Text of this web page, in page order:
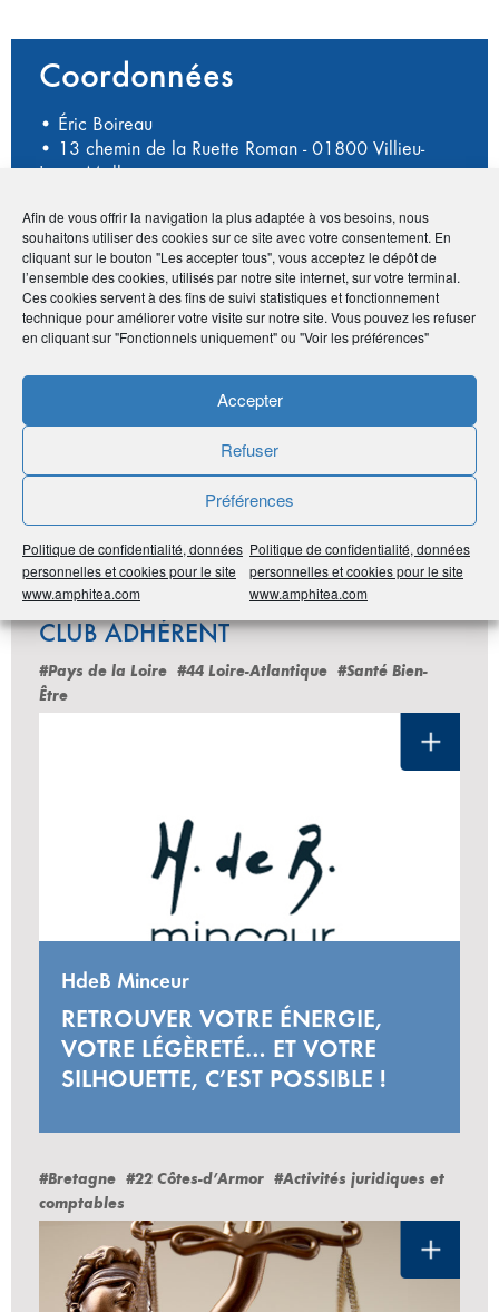
Afin de vous offrir la navigation la plus adaptée à vos besoins, nous
souhaitons utiliser des cookies sur ce site avec votre consentement. En
cliquant sur le bouton "Les accepter tous", vous acceptez le dépôt de
l’ensemble des cookies, utilisés par notre site internet, sur votre terminal.
Ces cookies servent à des fins de suivi statistiques et fonctionnement
technique pour améliorer votre visite sur notre site. Vous pouvez les refuser
en cliquant sur "Fonctionnels uniquement" ou "Voir les préférences"
Accepter
Refuser
Préférences
Politique de confidentialité, données
personnelles et cookies pour le site
www.amphitea.com
Politique de confidentialité, données
personnelles et cookies pour le site
www.amphitea.com
Coordonnées
• Éric Boireau
• 13 chemin de la Ruette Roman - 01800 Villieu-
Loyes-Mollon
•ingecam@wanadoo.fr
Publié le :10 décembre 2020
LES DERNIÈRES ANNONCES DU
CLUB ADHÉRENT
#Pays de la Loire #44 Loire-Atlantique #Santé Bien-
Être
HdeB Minceur
RETROUVER VOTRE ÉNERGIE,
VOTRE LÉGÈRETÉ… ET VOTRE
SILHOUETTE, C’EST POSSIBLE !
#Bretagne #22 Côtes-d’Armor #Activités juridiques et
comptables